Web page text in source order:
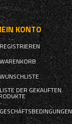
KONTO
REGISTRIEREN
WARENKORB
WUNSCHLISTE
LISTE DER GEKAUFTEN
GESCHÄFTSBEDINGUNGEN